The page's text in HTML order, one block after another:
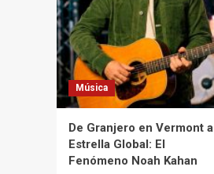
Música
De Granjero en Vermont a
Estrella Global: El
Fenómeno Noah Kahan